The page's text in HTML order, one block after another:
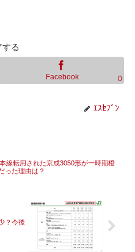
する
Facebook 0
ｴｽｾﾌﾞﾝ
線転用された京成3050形が一時期橙
った理由は？
？今後